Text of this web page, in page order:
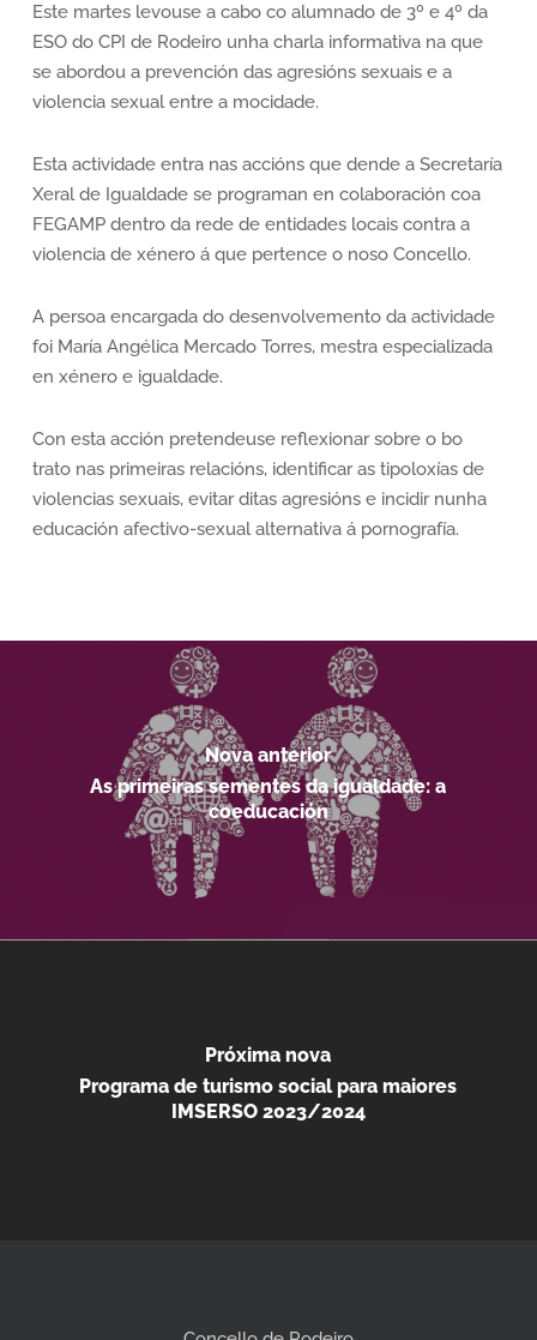
Este martes levouse a cabo co alumnado de 3º e 4º da
ESO do CPI de Rodeiro unha charla informativa na que
se abordou a prevención das agresións sexuais e a
violencia sexual entre a mocidade.
Esta actividade entra nas accións que dende a Secretaría
Xeral de Igualdade se programan en colaboración coa
FEGAMP dentro da rede de entidades locais contra a
violencia de xénero á que pertence o noso Concello.
A persoa encargada do desenvolvemento da actividade
foi María Angélica Mercado Torres, mestra especializada
en xénero e igualdade.
Con esta acción pretendeuse reflexionar sobre o bo
trato nas primeiras relacións, identificar as tipoloxías de
violencias sexuais, evitar ditas agresións e incidir nunha
educación afectivo-sexual alternativa á pornografía.
Nova anterior
As primeiras sementes da igualdade: a
coeducación
Próxima nova
Programa de turismo social para maiores
IMSERSO 2023/2024